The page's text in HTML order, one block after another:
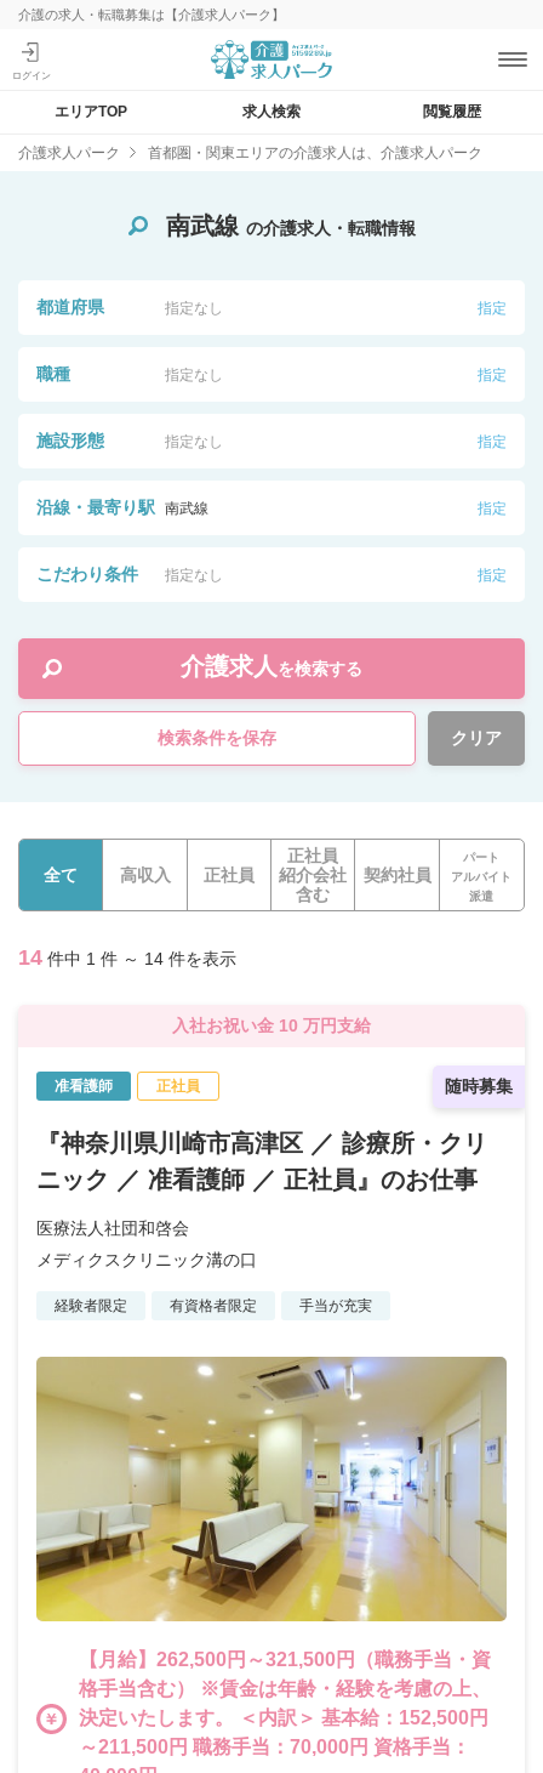
介護の求人・転職募集は【介護求人パーク】
エリアTOP 求人検索 閲覧履歴
介護求人パーク 首都圏・関東エリアの介護求人は、介護求人パーク
南武線 の介護求人・転職情報
都道府県 指定なし 指定
職種 指定なし 指定
施設形態 指定なし 指定
沿線・最寄り駅 南武線 指定
こだわり条件 指定なし 指定
介護求人 を検索する
検索条件を保存 クリア
全て 高収入 正社員
正社員
紹介会社
含む
契約社員
パート
アルバイト
派遣
14 件中 1 件 ～ 14 件を表示
入社お祝い金 10 万円支給
随時募集
准看護師 正社員
『神奈川県川崎市高津区 ／ 診療所・クリ
ニック ／ 准看護師 ／ 正社員』のお仕事
医療法人社団和啓会
メディクスクリニック溝の口
経験者限定 有資格者限定 手当が充実
【月給】262,500円～321,500円（職務手当・資
格手当含む） ※賃金は年齢・経験を考慮の上、
決定いたします。 ＜内訳＞ 基本給：152,500円
～211,500円 職務手当：70,000円 資格手当：